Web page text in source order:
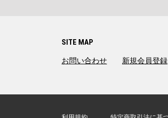
SITE MAP
お問い合わせ 新規会員登録